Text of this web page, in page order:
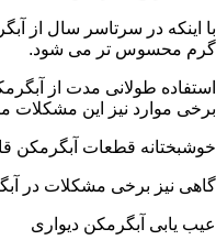
با اینکه در سرتاسر سال از
گرم محسوس تر می شود.
استفاده طولانی مدت از
برخی موارد نیز این
خوشبختانه قطعات آبگرمکن
گاهی نیز برخی مشکلات در
عیب یابی آبگرمکن دیواری